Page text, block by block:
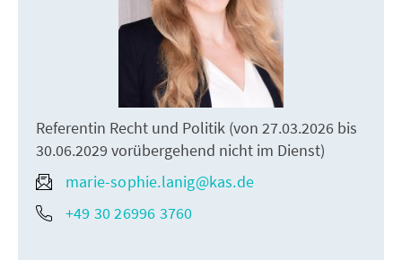
Referentin Recht und Politik (von 27.03.2026 bis
30.06.2029 vorübergehend nicht im Dienst)
marie-sophie.lanig@kas.de
+49 30 26996 3760